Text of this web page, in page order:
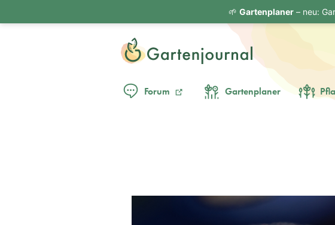
Forum Gartenplaner
🌱 Gartenplaner– neu: